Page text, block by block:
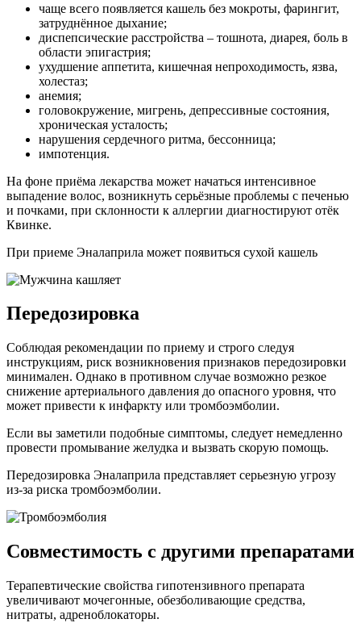
чаще всего появляется кашель без мокроты, фарингит,
затруднённое дыхание;
диспепсические расстройства – тошнота, диарея, боль в
области эпигастрия;
ухудшение аппетита, кишечная непроходимость, язва,
холестаз;
анемия;
головокружение, мигрень, депрессивные состояния,
хроническая усталость;
нарушения сердечного ритма, бессонница;
импотенция.
На фоне приёма лекарства может начаться интенсивное
выпадение волос, возникнуть серьёзные проблемы с печенью
и почками, при склонности к аллергии диагностируют отёк
Квинке.
При приеме Эналаприла может появиться сухой кашель
Передозировка
Соблюдая рекомендации по приему и строго следуя
инструкциям, риск возникновения признаков передозировки
минимален. Однако в противном случае возможно резкое
снижение артериального давления до опасного уровня, что
может привести к инфаркту или тромбоэмболии.
Если вы заметили подобные симптомы, следует немедленно
провести промывание желудка и вызвать скорую помощь.
Передозировка Эналаприла представляет серьезную угрозу
из-за риска тромбоэмболии.
Совместимость с другими препаратами
Терапевтические свойства гипотензивного препарата
увеличивают мочегонные, обезболивающие средства,
нитраты, адреноблокаторы.